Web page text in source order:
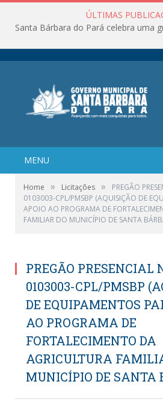
ÚLTIMAS
MENU
Home » Licitações »
PREGÃO
0103003-CPL/PMSBP (AQUISIÇÃO DE
APOIO AO PROGRAMA DE
FAMILIAR DO MUNICÍPIO DE SANTA
PREGÃO PRESENCIAL
0103003-CPL/PMSBP
DE EQUIPAMENTOS
AO PROGRAMA DE
FORTALECIMENTO DA
AGRICULTURA
MUNICÍPIO DE SANTA